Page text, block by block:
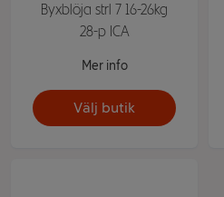
Byxblöja strl 7 16-26kg
28-p ICA
Mer info
Välj butik